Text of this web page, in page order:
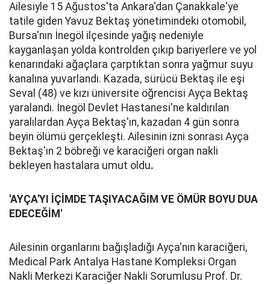
Ailesiyle 15 Ağustos'ta Ankara'dan Çanakkale'ye
tatile giden Yavuz Bektaş yönetimindeki otomobil,
Bursa'nın İnegöl ilçesinde yağış nedeniyle
kayganlaşan yolda kontrolden çıkıp bariyerlere ve yol
kenarındaki ağaçlara çarptıktan sonra yağmur suyu
kanalına yuvarlandı. Kazada, sürücü Bektaş ile eşi
Seval (48) ve kızı üniversite öğrencisi Ayça Bektaş
yaralandı. İnegöl Devlet Hastanesi'ne kaldırılan
yaralılardan Ayça Bektaş'ın, kazadan 4 gün sonra
beyin ölümü gerçekleşti. Ailesinin izni sonrası Ayça
Bektaş'ın 2 böbreği ve karaciğeri organ nakli
bekleyen hastalara umut oldu.
'AYÇA'YI İÇİMDE TAŞIYACAĞIM VE ÖMÜR BOYU DUA
EDECEĞİM'
Ailesinin organlarını bağışladığı Ayça'nın karaciğeri,
Medical Park Antalya Hastane Kompleksi Organ
Nakli Merkezi Karaciğer Nakli Sorumlusu Prof. Dr.